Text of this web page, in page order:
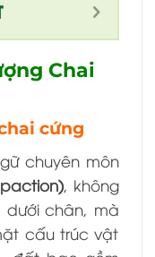
Chai
cứng
chuyên môn
, không
dưới chân, mà
cấu trúc vật